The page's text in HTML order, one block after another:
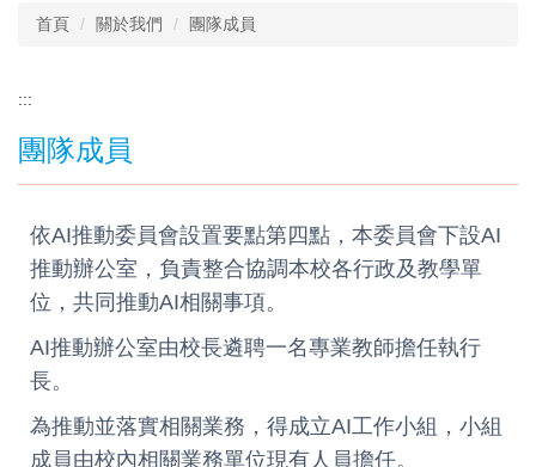
首頁 關於我們 團隊成員
:::
團隊成員
依AI推動委員會設置要點第四點，本委員會下設AI
推動辦公室，負責整合協調本校各行政及教學單
位，共同推動AI相關事項。
AI推動辦公室由校長遴聘一名專業教師擔任執行
長。
為推動並落實相關業務，得成立AI工作小組，小組
成員由校內相關業務單位現有人員擔任。